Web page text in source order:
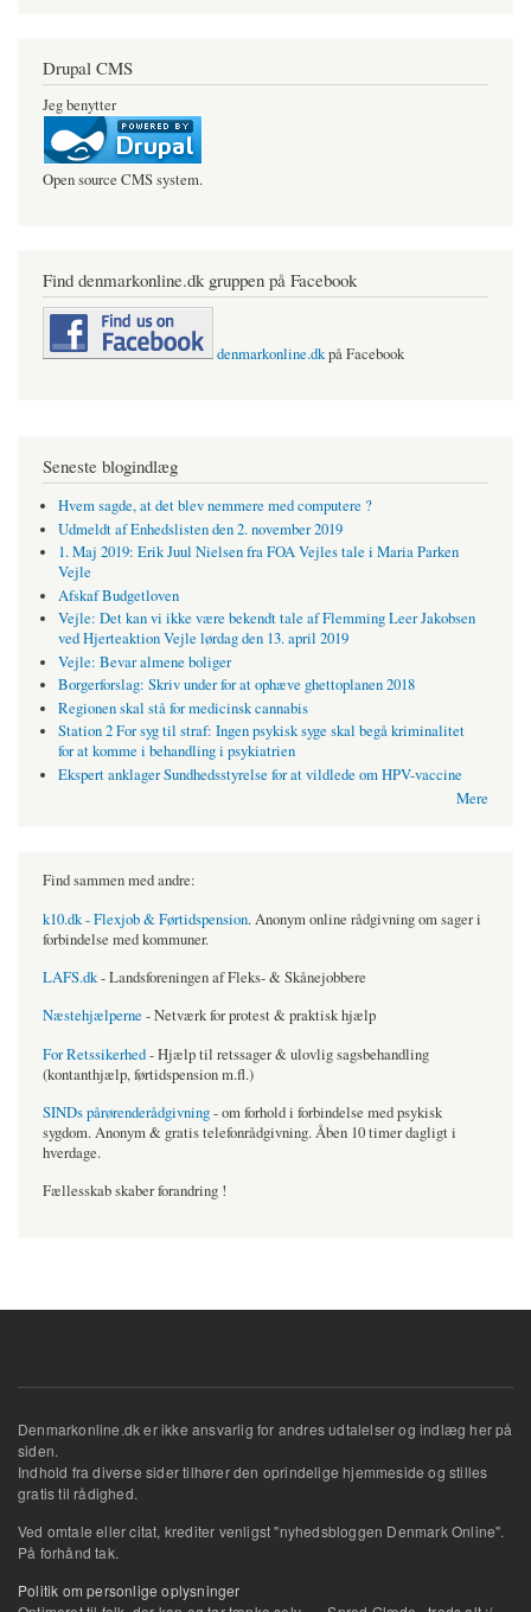
Drupal CMS
Jeg benytter
Open source CMS system.
Find denmarkonline.dk gruppen på Facebook
denmarkonline.dkpå Facebook
Seneste blogindlæg
Hvem sagde, at det blev nemmere med computere ?
Udmeldt af Enhedslisten den 2. november 2019
1. Maj 2019: Erik Juul Nielsen fra FOA Vejles tale i Maria Parken
Vejle
Afskaf Budgetloven
Vejle: Det kan vi ikke være bekendt tale af Flemming Leer Jakobsen
ved Hjerteaktion Vejle lørdag den 13. april 2019
Vejle: Bevar almene boliger
Borgerforslag: Skriv under for at ophæve ghettoplanen 2018
Regionen skal stå for medicinsk cannabis
Station 2 For syg til straf: Ingen psykisk syge skal begå kriminalitet
for at komme i behandling i psykiatrien
Ekspert anklager Sundhedsstyrelse for at vildlede om HPV-vaccine
Mere
Find sammen med andre:
k10.dk - Flexjob & Førtidspension. Anonym online rådgivning om sager i
forbindelse med kommuner.
LAFS.dk- Landsforeningen af Fleks- & Skånejobbere
Næstehjælperne - Netværk for protest & praktisk hjælp
For Retssikerhed- Hjælp til retssager & ulovlig sagsbehandling
(kontanthjælp, førtidspension m.fl.)
SINDs pårørenderådgivning- om forhold i forbindelse med psykisk
sygdom. Anonym & gratis telefonrådgivning. Åben 10 timer dagligt i
hverdage.
Fællesskab skaber forandring !
Denmarkonline.dk er ikke ansvarlig for andres udtalelser og indlæg her på
siden.
Indhold fra diverse sider tilhører den oprindelige hjemmeside og stilles
gratis til rådighed.
Ved omtale eller citat, krediter venligst "nyhedsbloggen Denmark Online".
På forhånd tak.
Politik om personlige oplysninger